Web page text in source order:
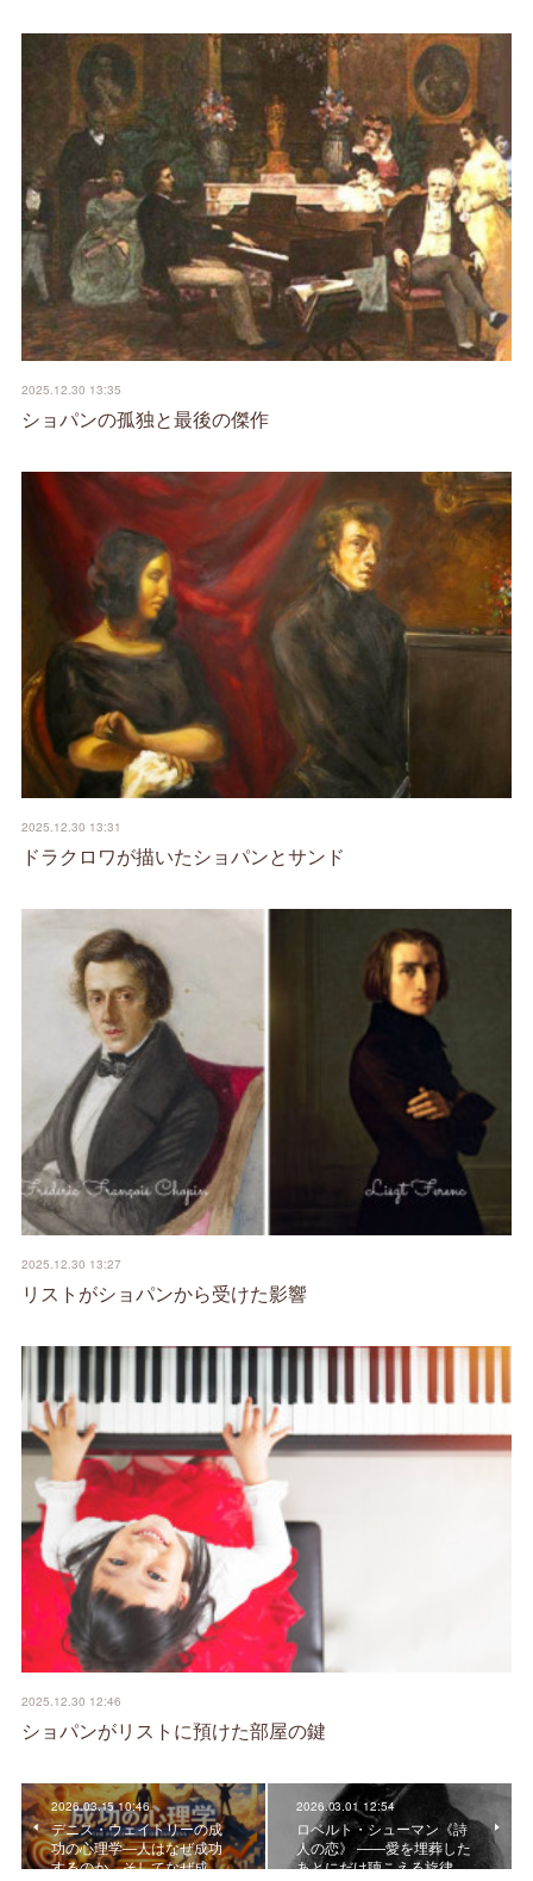
2025.12.30 13:35
ショパンの孤独と最後の傑作
2025.12.30 13:31
ドラクロワが描いたショパンとサンド
2025.12.30 13:27
リストがショパンから受けた影響
2025.12.30 12:46
ショパンがリストに預けた部屋の鍵
2026.03.15 10:46
デニス・ウェイトリーの成
功の心理学―人はなぜ成功
するのか、そしてなぜ成…
2026.03.01 12:54
ロベルト・シューマン《詩
人の恋》 ――愛を埋葬した
あとにだけ聴こえる旋律…